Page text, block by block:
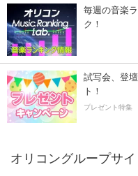
毎週の音楽
ク！
試写会、登
ト！
プレゼント特集
オリコングループサイ